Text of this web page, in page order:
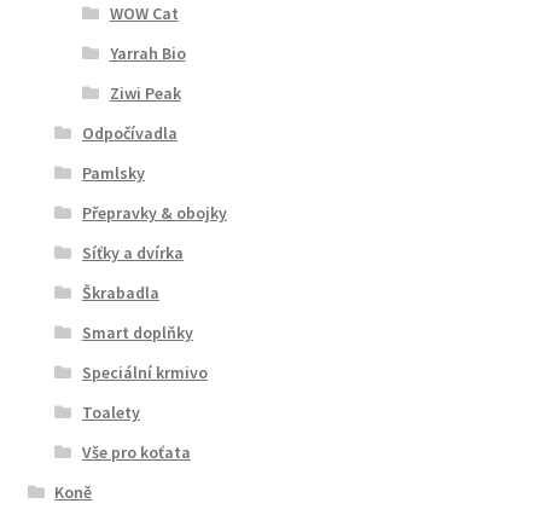
WOW Cat
Yarrah Bio
Ziwi Peak
Odpočívadla
Pamlsky
Přepravky & obojky
Síťky a dvírka
Škrabadla
Smart doplňky
Speciální krmivo
Toalety
Vše pro koťata
Koně